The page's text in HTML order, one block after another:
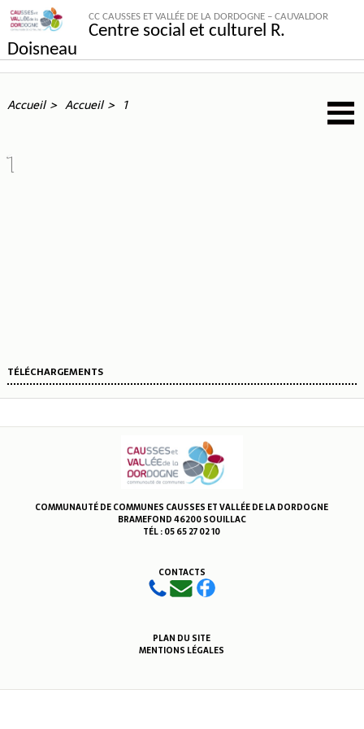
CC CAUSSES ET VALLÉE DE LA DORDOGNE – CAUVALDOR
Centre social et culturel R.
Doisneau
Accueil Accueil 1
1
TÉLÉCHARGEMENTS
COMMUNAUTÉ DE COMMUNES CAUSSES ET VALLÉE DE LA DORDOGNE
BRAMEFOND 46200 SOUILLAC
TÉL : 05 65 27 02 10
CONTACTS
PLAN DU SITE
MENTIONS LÉGALES